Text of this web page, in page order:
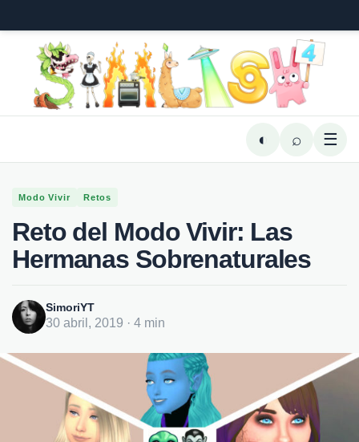
◐ ⌕ ☰
Modo Vivir Retos
Reto del Modo Vivir: Las
Hermanas Sobrenaturales
SimoriYT
30 abril, 2019 · 4 min